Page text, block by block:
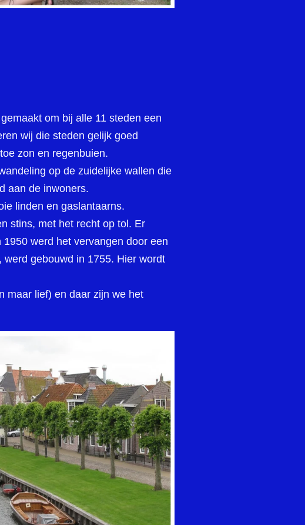
om bij alle 11 steden een
wij die steden gelijk goed
zon en regenbuien.
op de zuidelijke wallen die
aan de inwoners.
linden en gaslantaarns.
stins, met het recht op tol. Er
werd het vervangen door een
gebouwd in 1755. Hier wordt
maar lief) en daar zijn we het